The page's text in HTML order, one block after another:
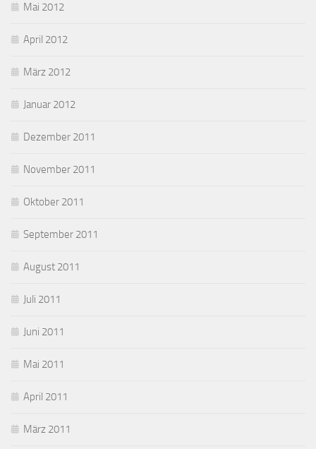
Mai 2012
April 2012
März 2012
Januar 2012
Dezember 2011
November 2011
Oktober 2011
September 2011
August 2011
Juli 2011
Juni 2011
Mai 2011
April 2011
März 2011